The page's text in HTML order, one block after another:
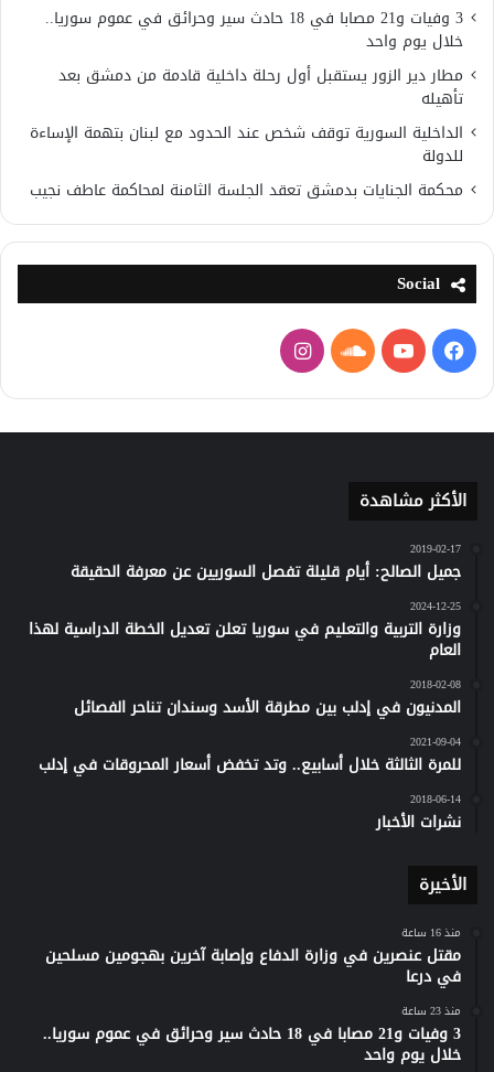
3 وفيات و21 مصابا في 18 حادث سير وحرائق في عموم سوريا..
خلال يوم واحد
مطار دير الزور يستقبل أول رحلة داخلية قادمة من دمشق بعد
تأهيله
الداخلية السورية توقف شخص عند الحدود مع لبنان بتهمة الإساءة
للدولة
محكمة الجنايات بدمشق تعقد الجلسة الثامنة لمحاكمة عاطف نجيب
Social
فيسبوكيوتيوبساوند
كلاود
انستقرام
الأكثر مشاهدة
2019-02-17
جميل الصالح: أيام قليلة تفصل السوريين عن معرفة الحقيقة
2024-12-25
وزارة التربية والتعليم في سوريا تعلن تعديل الخطة الدراسية لهذا
العام
2018-02-08
المدنيون في إدلب بين مطرقة الأسد وسندان تناحر الفصائل
2021-09-04
للمرة الثالثة خلال أسابيع.. وتد تخفض أسعار المحروقات في إدلب
2018-06-14
نشرات الأخبار
الأخيرة
منذ 16 ساعة
مقتل عنصرين في وزارة الدفاع وإصابة آخرين بهجومين مسلحين
في درعا
منذ 23 ساعة
3 وفيات و21 مصابا في 18 حادث سير وحرائق في عموم سوريا..
خلال يوم واحد